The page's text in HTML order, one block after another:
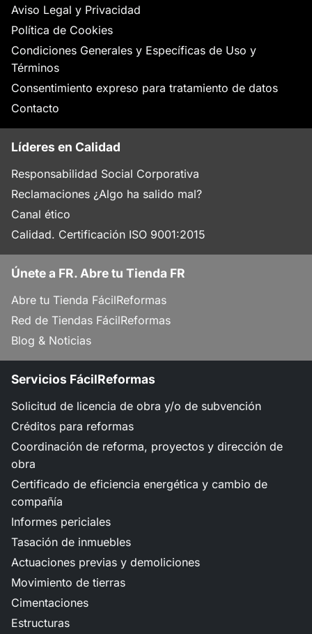
Aviso Legal y Privacidad
Política de Cookies
Condiciones Generales y Específicas de Uso y
Términos
Consentimiento expreso para tratamiento de datos
Contacto
Líderes en Calidad
Responsabilidad Social Corporativa
Reclamaciones ¿Algo ha salido mal?
Canal ético
Calidad. Certificación ISO 9001:2015
Únete a FR. Abre tu Tienda FR
Abre tu Tienda FácilReformas
Red de Tiendas FácilReformas
Blog & Noticias
Servicios FácilReformas
Solicitud de licencia de obra y/o de subvención
Créditos para reformas
Coordinación de reforma, proyectos y dirección de
obra
Certificado de eficiencia energética y cambio de
compañía
Informes periciales
Tasación de inmuebles
Actuaciones previas y demoliciones
Movimiento de tierras
Cimentaciones
Estructuras